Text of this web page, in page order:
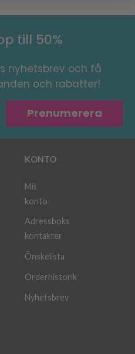
till 50%
nyhetsbrev och få
och rabatter!
Prenumerera
KONTO
Mit
konto
Adressboks
kontakter
Önskelista
Orderhistorik
Nyhetsbrev